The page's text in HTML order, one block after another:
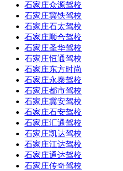
石家庄众源驾校
石家庄冀铁驾校
石家庄石太驾校
石家庄顺合驾校
石家庄圣华驾校
石家庄恒通驾校
石家庄东方时尚
石家庄永泰驾校
石家庄都市驾校
石家庄冀安驾校
石家庄石安驾校
石家庄汇通驾校
石家庄凯达驾校
石家庄江达驾校
石家庄通达驾校
石家庄传奇驾校